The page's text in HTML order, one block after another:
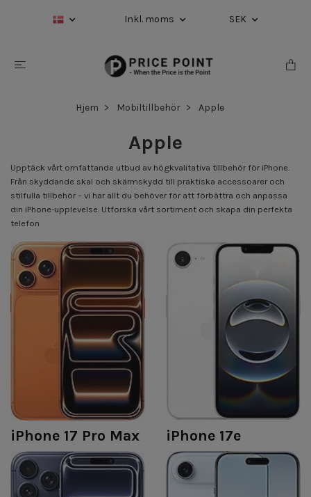
Inkl. moms SEK
Hjem Mobiltillbehör Apple
Apple
Upptäck vårt omfattande utbud av högkvalitativa tillbehör för iPhone.
Från skyddande skal och skärmskydd till praktiska accessoarer och
stilfulla tillbehör – vi har allt du behöver för att förbättra och anpassa
din iPhone-upplevelse. Utforska vårt sortiment och skapa din perfekta
telefon
iPhone 17 Pro Max iPhone 17e